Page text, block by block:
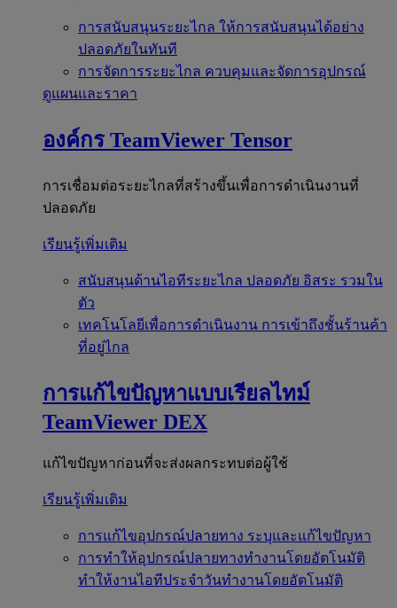
การสนับสนุนระยะไกล ให้การสนับสนุนได้อย่าง
ปลอดภัยในทันที
การจัดการระยะไกล ควบคุมและจัดการอุปกรณ์
ดูแผนและราคา
องค์กร TeamViewer Tensor
การเชื่อมต่อระยะไกลที่สร้างขึ้นเพื่อการดำเนินงานที่
ปลอดภัย
เรียนรู้เพิ่มเติม
สนับสนุนด้านไอทีระยะไกล ปลอดภัย อิสระ รวมใน
ตัว
เทคโนโลยีเพื่อการดำเนินงาน การเข้าถึงชั้นร้านค้า
ที่อยู่ไกล
การแก้ไขปัญหาแบบเรียลไทม์
TeamViewer DEX
แก้ไขปัญหาก่อนที่จะส่งผลกระทบต่อผู้ใช้
เรียนรู้เพิ่มเติม
การแก้ไขอุปกรณ์ปลายทาง ระบุและแก้ไขปัญหา
การทำให้อุปกรณ์ปลายทางทำงานโดยอัตโนมัติ
ทำให้งานไอทีประจำวันทำงานโดยอัตโนมัติ